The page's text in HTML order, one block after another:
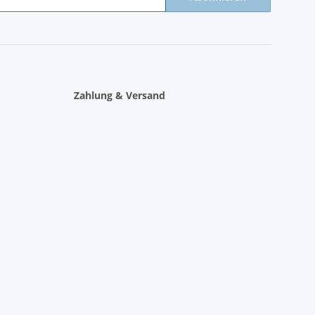
Zahlung & Versand